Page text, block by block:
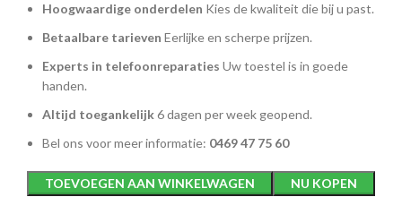
Hoogwaardige onderdelen Kies de kwaliteit die bij u past.
Betaalbare tarieven Eerlijke en scherpe prijzen.
Experts in telefoonreparaties Uw toestel is in goede
handen.
Altijd toegankelijk6 dagen per week geopend.
Bel ons voor meer informatie: 0469 47 75 60
TOEVOEGEN AAN WINKELWAGEN NU KOPEN